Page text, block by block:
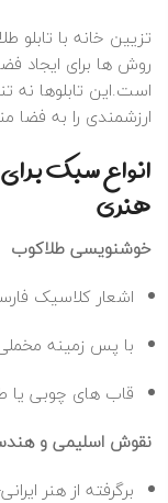
در
:
تزیین خانه با
روش‌ ها برای ایجاد
است.این تابلوها نه‌
ارزشمندی را به فضا
انواع سبک‌
هنری
خوشنویسی طلاکوب
اشعار کلاسیک
با پس‌ زمینه
قاب‌ های چوبی یا
نقوش اسلیمی و
برگرفته از هنر